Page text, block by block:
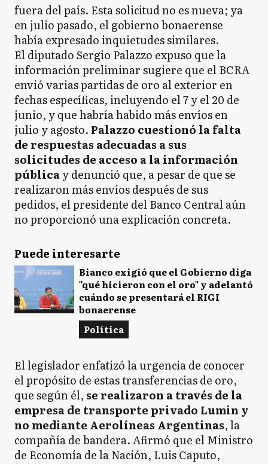
fuera del país. Esta solicitud no es nueva; ya
en julio pasado, el gobierno bonaerense
había expresado inquietudes similares.
El diputadoSergio Palazzo expuso que la
información preliminar sugiere que el BCRA
envió varias partidas de oro al exterior en
fechas específicas, incluyendo el 7 y el 20 de
junio, y que habría habido más envíos en
julio y agosto. Palazzo cuestionó la falta
de respuestas adecuadas a sus
solicitudes de acceso a la información
públicay denunció que, a pesar de que se
realizaron más envíos después de sus
pedidos, el presidente del Banco Central aún
no proporcionó una explicación concreta.
Puede interesarte
Bianco exigió que el Gobierno diga
"qué hicieron con el oro" y adelantó
cuándo se presentará el RIGI
bonaerense
Política
El legislador enfatizó la urgencia de conocer
el propósito de estas transferencias de oro,
que según él, se realizaron a través de la
empresa de transporte privado Lumin y
no mediante Aerolíneas Argentinas, la
compañía de bandera. Afirmó que el Ministro
de Economía de la Nación, Luis Caputo,